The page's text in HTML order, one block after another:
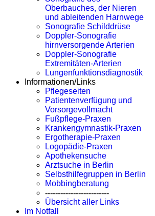
Oberbauches, der Nieren
und ableitenden Harnwege
Sonografie Schilddrüse
Doppler-Sonografie
hirnversorgende Arterien
Doppler-Sonografie
Extremitäten-Arterien
Lungenfunktionsdiagnostik
Informationen/Links
Pflegeseiten
Patientenverfügung und
Vorsorgevollmacht
Fußpflege-Praxen
Krankengymnastik-Praxen
Ergotherapie-Praxen
Logopädie-Praxen
Apothekensuche
Arztsuche in Berlin
Selbsthilfegruppen in Berlin
Mobbingberatung
-------------------------
Übersicht aller Links
Im Notfall